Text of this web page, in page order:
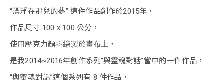
“漂浮在那兒的夢” 這件作品創作於2015年，
作品尺寸 100 x 100 公分，
使用壓克力顏料繪製於畫布上，
是我2014~2016年創作系列“與靈魂對話”當中的一件作品，
“與靈魂對話”這個系列有 8 件作品，